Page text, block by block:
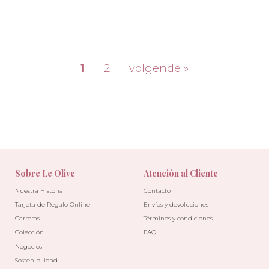
1 2 volgende »
Sobre Le Olive
Nuestra Historia
Tarjeta de Regalo Online
Carreras
Colección
Negocios
Sostenibilidad
Atención al Cliente
Contacto
Envíos y devoluciones
Términos y condiciones
FAQ